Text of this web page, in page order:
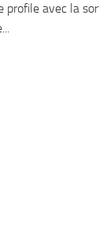
profile avec la